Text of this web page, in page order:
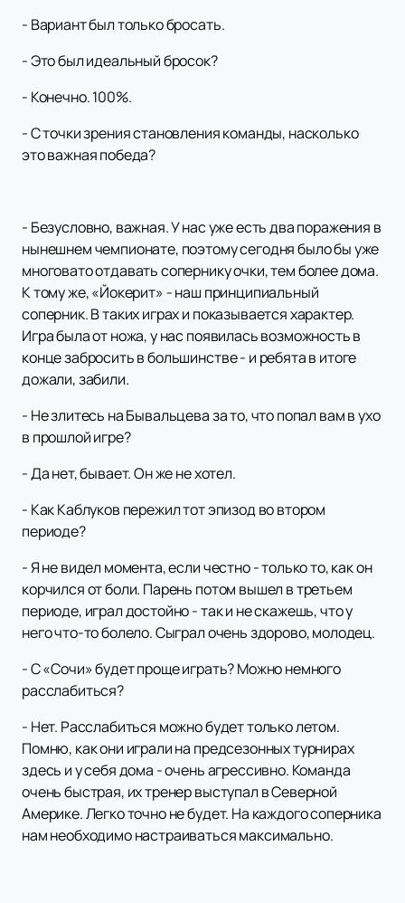
- Вариант был только бросать.
- Это был идеальный бросок?
- Конечно. 100%.
- С точки зрения становления команды, насколько
это важная победа?
- Безусловно, важная. У нас уже есть два поражения в
нынешнем чемпионате, поэтому сегодня было бы уже
многовато отдавать сопернику очки, тем более дома.
К тому же, «Йокерит» - наш принципиальный
соперник. В таких играх и показывается характер.
Игра была от ножа, у нас появилась возможность в
конце забросить в большинстве - и ребята в итоге
дожали, забили.
- Не злитесь на Бывальцева за то, что попал вам в ухо
в прошлой игре?
- Да нет, бывает. Он же не хотел.
- Как Каблуков пережил тот эпизод во втором
периоде?
- Я не видел момента, если честно - только то, как он
корчился от боли. Парень потом вышел в третьем
периоде, играл достойно - так и не скажешь, что у
него что-то болело. Сыграл очень здорово, молодец.
- С «Сочи» будет проще играть? Можно немного
расслабиться?
- Нет. Расслабиться можно будет только летом.
Помню, как они играли на предсезонных турнирах
здесь и у себя дома - очень агрессивно. Команда
очень быстрая, их тренер выступал в Северной
Америке. Легко точно не будет. На каждого соперника
нам необходимо настраиваться максимально.